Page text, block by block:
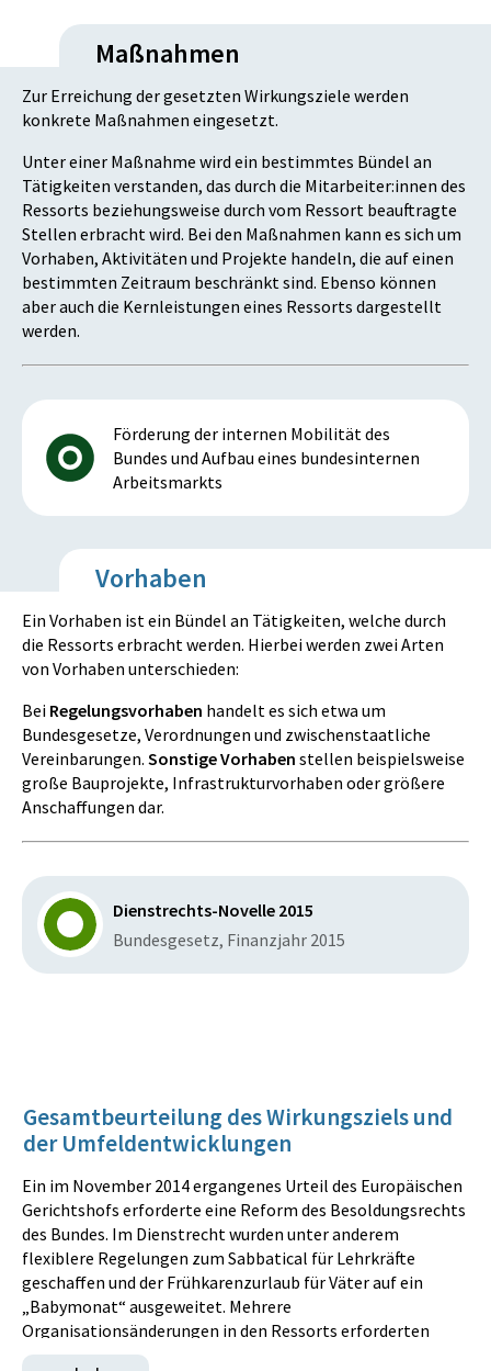
Maßnahmen
Zur Erreichung der gesetzten Wirkungsziele werden
konkrete Maßnahmen eingesetzt.
Unter einer Maßnahme wird ein bestimmtes Bündel an
Tätigkeiten verstanden, das durch die Mitarbeiter:innen des
Ressorts beziehungsweise durch vom Ressort beauftragte
Stellen erbracht wird. Bei den Maßnahmen kann es sich um
Vorhaben, Aktivitäten und Projekte handeln, die auf einen
bestimmten Zeitraum beschränkt sind. Ebenso können
aber auch die Kernleistungen eines Ressorts dargestellt
werden.
Förderung der internen Mobilität des
Bundes und Aufbau eines bundesinternen
Arbeitsmarkts
Vorhaben
Ein Vorhaben ist ein Bündel an Tätigkeiten, welche durch
die Ressorts erbracht werden. Hierbei werden zwei Arten
von Vorhaben unterschieden:
Bei Regelungsvorhaben handelt es sich etwa um
Bundesgesetze, Verordnungen und zwischenstaatliche
Vereinbarungen. Sonstige Vorhaben stellen beispielsweise
große Bauprojekte, Infrastrukturvorhaben oder größere
Anschaffungen dar.
Dienstrechts-Novelle 2015
Bundesgesetz, Finanzjahr 2015
Gesamtbeurteilung des Wirkungsziels und
der Umfeldentwicklungen
Ein im November 2014 ergangenes Urteil des Europäischen
Gerichtshofs erforderte eine Reform des Besoldungsrechts
des Bundes. Im Dienstrecht wurden unter anderem
flexiblere Regelungen zum Sabbatical für Lehrkräfte
geschaffen und der Frühkarenzurlaub für Väter auf ein
„Babymonat“ ausgeweitet. Mehrere
Organisationsänderungen in den Ressorts erforderten
Begutachtungen auf quantitativen und qualitativen